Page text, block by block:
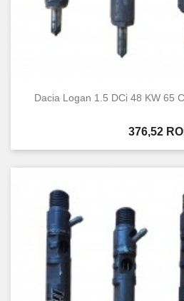
Dacia Logan 1.5 DCi 48 KW 65
Pret
376,52